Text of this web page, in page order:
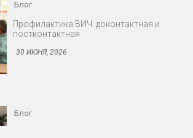
Блог
Снижение либидо у мужчин и женщин
Блог